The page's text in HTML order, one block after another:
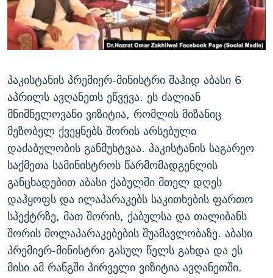
ᲛᲝᲚᲐᲞᲐᲠᲐᲙᲔ ᲢᲔᲥᲡᲢᲔᲑᲘ
ᲨᲘᲜ - ᲣᲪᲮᲝᲔᲗᲨᲘ
ᲐᲛᲔᲠᲘᲙᲣᲚᲘ ᲛᲝᲗᲮᲠᲝᲑᲐ
ᲘᲛᲞᲔᲠᲘᲐ ᲓᲐ ᲠᲐᲓᲘᲝ
ᲩᲔᲛᲘ ᲡᲘᲙᲕᲓᲘᲚᲘᲡ ᲛᲘᲖᲔᲖᲘᲐ COVID-19
11 ᲬᲔᲚᲘ - 11 ᲐᲛᲑᲐᲕᲘ
ᲑᲐᲕᲨᲕᲔᲑᲘ ᲞᲠᲝᲡᲢᲘᲢᲣᲪᲘᲐᲨᲘ - ᲐᲛᲝᲣᲗᲥᲛᲔᲚᲘ ᲐᲛᲑᲐᲕᲘ
5 ᲐᲛᲑᲐᲕᲘ - 20 ᲘᲕᲜᲘᲡᲡ ᲓᲐᲨᲐᲕᲔᲑᲣᲚᲔᲑᲘ
ᲐᲒᲕᲘᲡᲢᲝᲡ ᲝᲛᲘ
ПРИВЕТ ᲙᲣᲚᲢᲣᲠᲐ
ᲒᲐᲛᲝᲘᲬᲔᲠᲔ
რთე/რთ-ის ყველა საიტი
პაკისტანის პრემიერ-მინისტრი შაჰიდ აბასი 6
აპრილს ავღანეთს ეწვევა. ეს ძალიან
მნიშნელოვანი ვიზიტია, რომლის მიზანიც
მეზობელ ქვეყნებს შორის არსებული
დაძაბულობის განმუხტვაა. პაკისტანის საგარეო
საქმეთა სამინისტროს წარმომადგენლის
განცხადებით აბასი ქაბულში მთელ დღეს
დაჰყოფს და ილაპარაკებს საკითხების ფართო
სპექტრზე, მათ შორის, ქაბულსა და თალიბანს
შორის მოლაპარაკებების შუამავლობაზე. აბასი
პრემიერ-მინისტრი გასულ წელს გახდა და ეს
მისი ამ რანგში პირველი ვიზიტია ავღანეთში.